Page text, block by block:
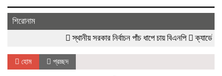
শিরোনাম
স্থানীয় সরকার নির্বাচন পাঁচ ধাপে চায় বিএনপি
ক্যাডেট এএসআই
হোম প্রচ্ছদ